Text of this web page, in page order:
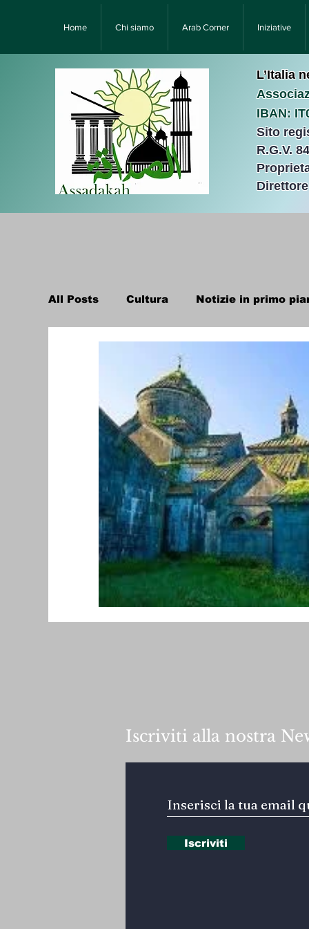
Home Chi siamo Arab Corner Iniziative
L’Italia
IBAN:
Sito
R.G.V.
All Posts Cultura Notizie in primo
Նորություններ/Notizie Armene
Migrazione e Rifugiati
Filosofia Mostre Festività
Relazioni Internazionali Conflitti e
Iscriviti alla nostra
Iscriviti